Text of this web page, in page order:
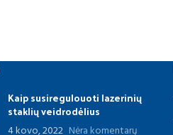
Kaip susiregulouoti lazerinių
staklių veidrodėlius
4 kovo, 2022 Nėra komentarų